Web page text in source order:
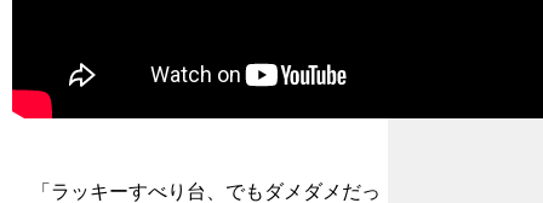
「ラッキーすべり台、でもダメダメだっ